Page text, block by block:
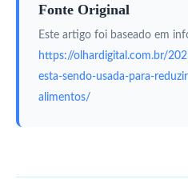
Fonte Original
Este artigo foi baseado em
https://olhardigital.com.br/
esta-sendo-usada-para-
alimentos/